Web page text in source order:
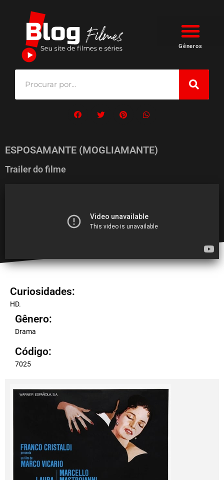
Gêneros
ESPOSAMANTE (MOGLIAMANTE)
Trailer do filme
Curiosidades:
HD.
Gênero:
Drama
Código:
7025